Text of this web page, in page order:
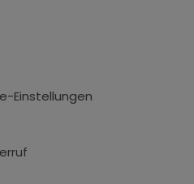
Einstellungen